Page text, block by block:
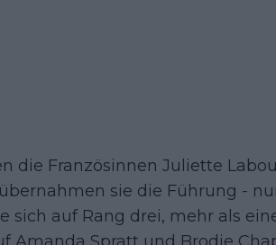
die Französinnen Juliette
sie die Führung -
sich auf Rang drei, mehr als